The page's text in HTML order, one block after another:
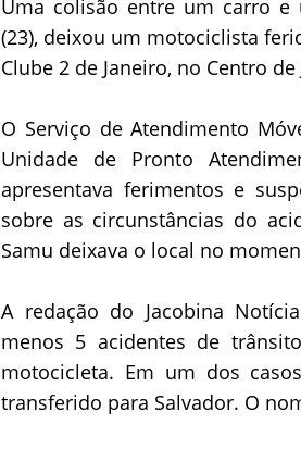
Uma colisão entre um carro
(23), deixou um motociclista
Clube 2 de Janeiro, no Centro de
O Serviço de Atendimento
Unidade de Pronto
apresentava ferimentos e
sobre as circunstâncias do
Samu deixava o local no
A redação do Jacobina
menos 5 acidentes de
motocicleta. Em um dos
transferido para Salvador. O